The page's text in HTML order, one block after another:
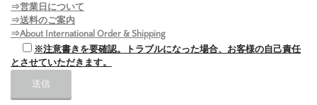
⇒営業日について
⇒送料のご案内
⇒About International Order & Shipping
※注意書きを要確認。トラブルになった場合、お客様の自己責任
とさせていただきます。